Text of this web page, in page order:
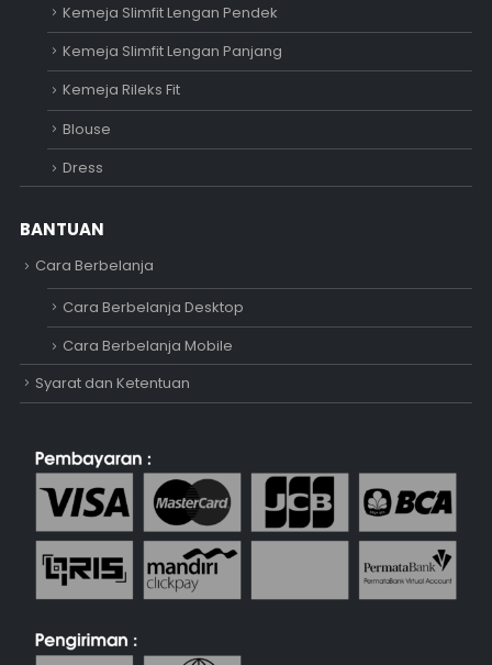
Kemeja Slimfit Lengan Pendek
Kemeja Slimfit Lengan Panjang
Kemeja Rileks Fit
Blouse
Dress
BANTUAN
Cara Berbelanja
Cara Berbelanja Desktop
Cara Berbelanja Mobile
Syarat dan Ketentuan